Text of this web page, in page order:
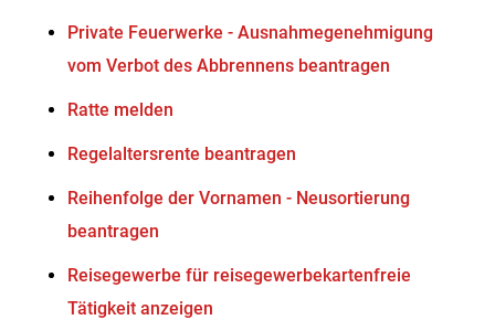
Private Feuerwerke - Ausnahmegenehmigung
vom Verbot des Abbrennens beantragen
Ratte melden
Regelaltersrente beantragen
Reihenfolge der Vornamen - Neusortierung
beantragen
Reisegewerbe für reisegewerbekartenfreie
Tätigkeit anzeigen